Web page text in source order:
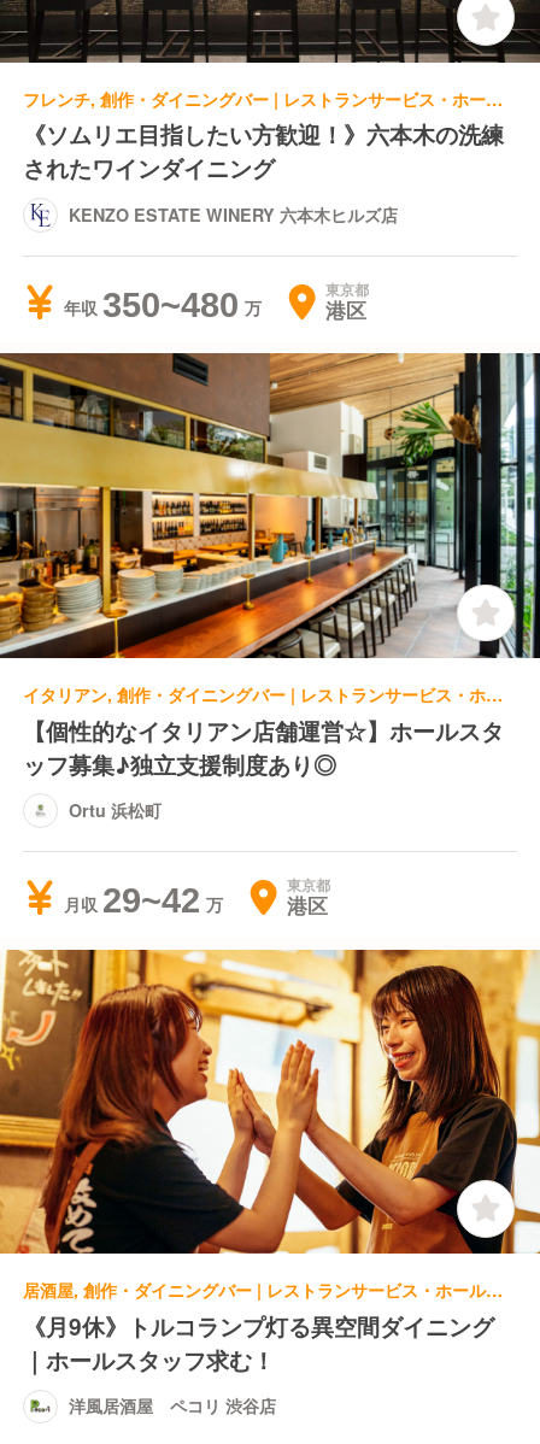
フレンチ, 創作・ダイニングバー | レストランサービス・ホールスタッフ | KENZO ESTATE WINERY 六本木ヒルズ店
《ソムリエ目指したい方歓迎！》六本木の洗練
されたワインダイニング
KENZO ESTATE WINERY 六本木ヒルズ店
年収 350~480 東京都
港区
イタリアン, 創作・ダイニングバー | レストランサービス・ホールスタッフ | Ortu 浜松町
【個性的なイタリアン店舗運営☆】ホールスタ
ッフ募集♪独立支援制度あり◎
Ortu 浜松町
月収 29~42 東京都
港区
居酒屋, 創作・ダイニングバー | レストランサービス・ホールスタッフ | 洋風居酒屋 ペコリ 渋谷店
《月9休》トルコランプ灯る異空間ダイニング
｜ホールスタッフ求む！
洋風居酒屋 ペコリ 渋谷店